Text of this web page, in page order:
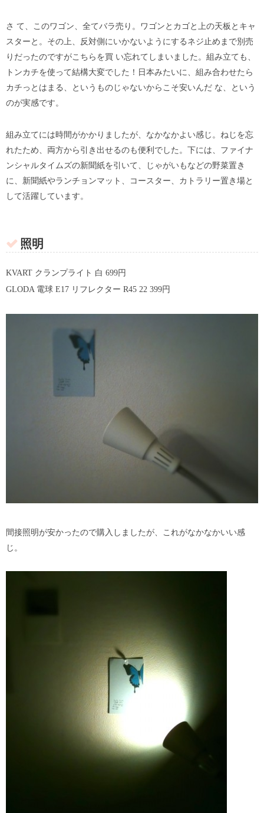
さ て、このワゴン、全てバラ売り。ワゴンとカゴと上の天板とキャ
スターと。その上、反対側にいかないようにするネジ止めまで別売
りだったのですがこちらを買 い忘れてしまいました。組み立ても、
トンカチを使って結構大変でした！日本みたいに、組み合わせたら
カチっとはまる、というものじゃないからこそ安いんだ な、という
のが実感です。
組み立てには時間がかかりましたが、なかなかよい感じ。ねじを忘
れたため、両方から引き出せるのも便利でした。下には、ファイナ
ンシャルタイムズの新聞紙を引いて、じゃがいもなどの野菜置き
に、新聞紙やランチョンマット、コースター、カトラリー置き場と
して活躍しています。
照明
KVART クランプライト 白 699円
GLODA 電球 E17 リフレクター R45 22 399円
間接照明が安かったので購入しましたが、これがなかなかいい感
じ。